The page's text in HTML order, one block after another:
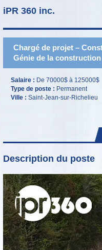
iPR 360 inc.
Chargé de projet –
Génie de la
Salaire : De 70000$ à 125000$
Type de poste : Permanent
Ville : Saint-Jean-sur-Richelieu
Description du poste